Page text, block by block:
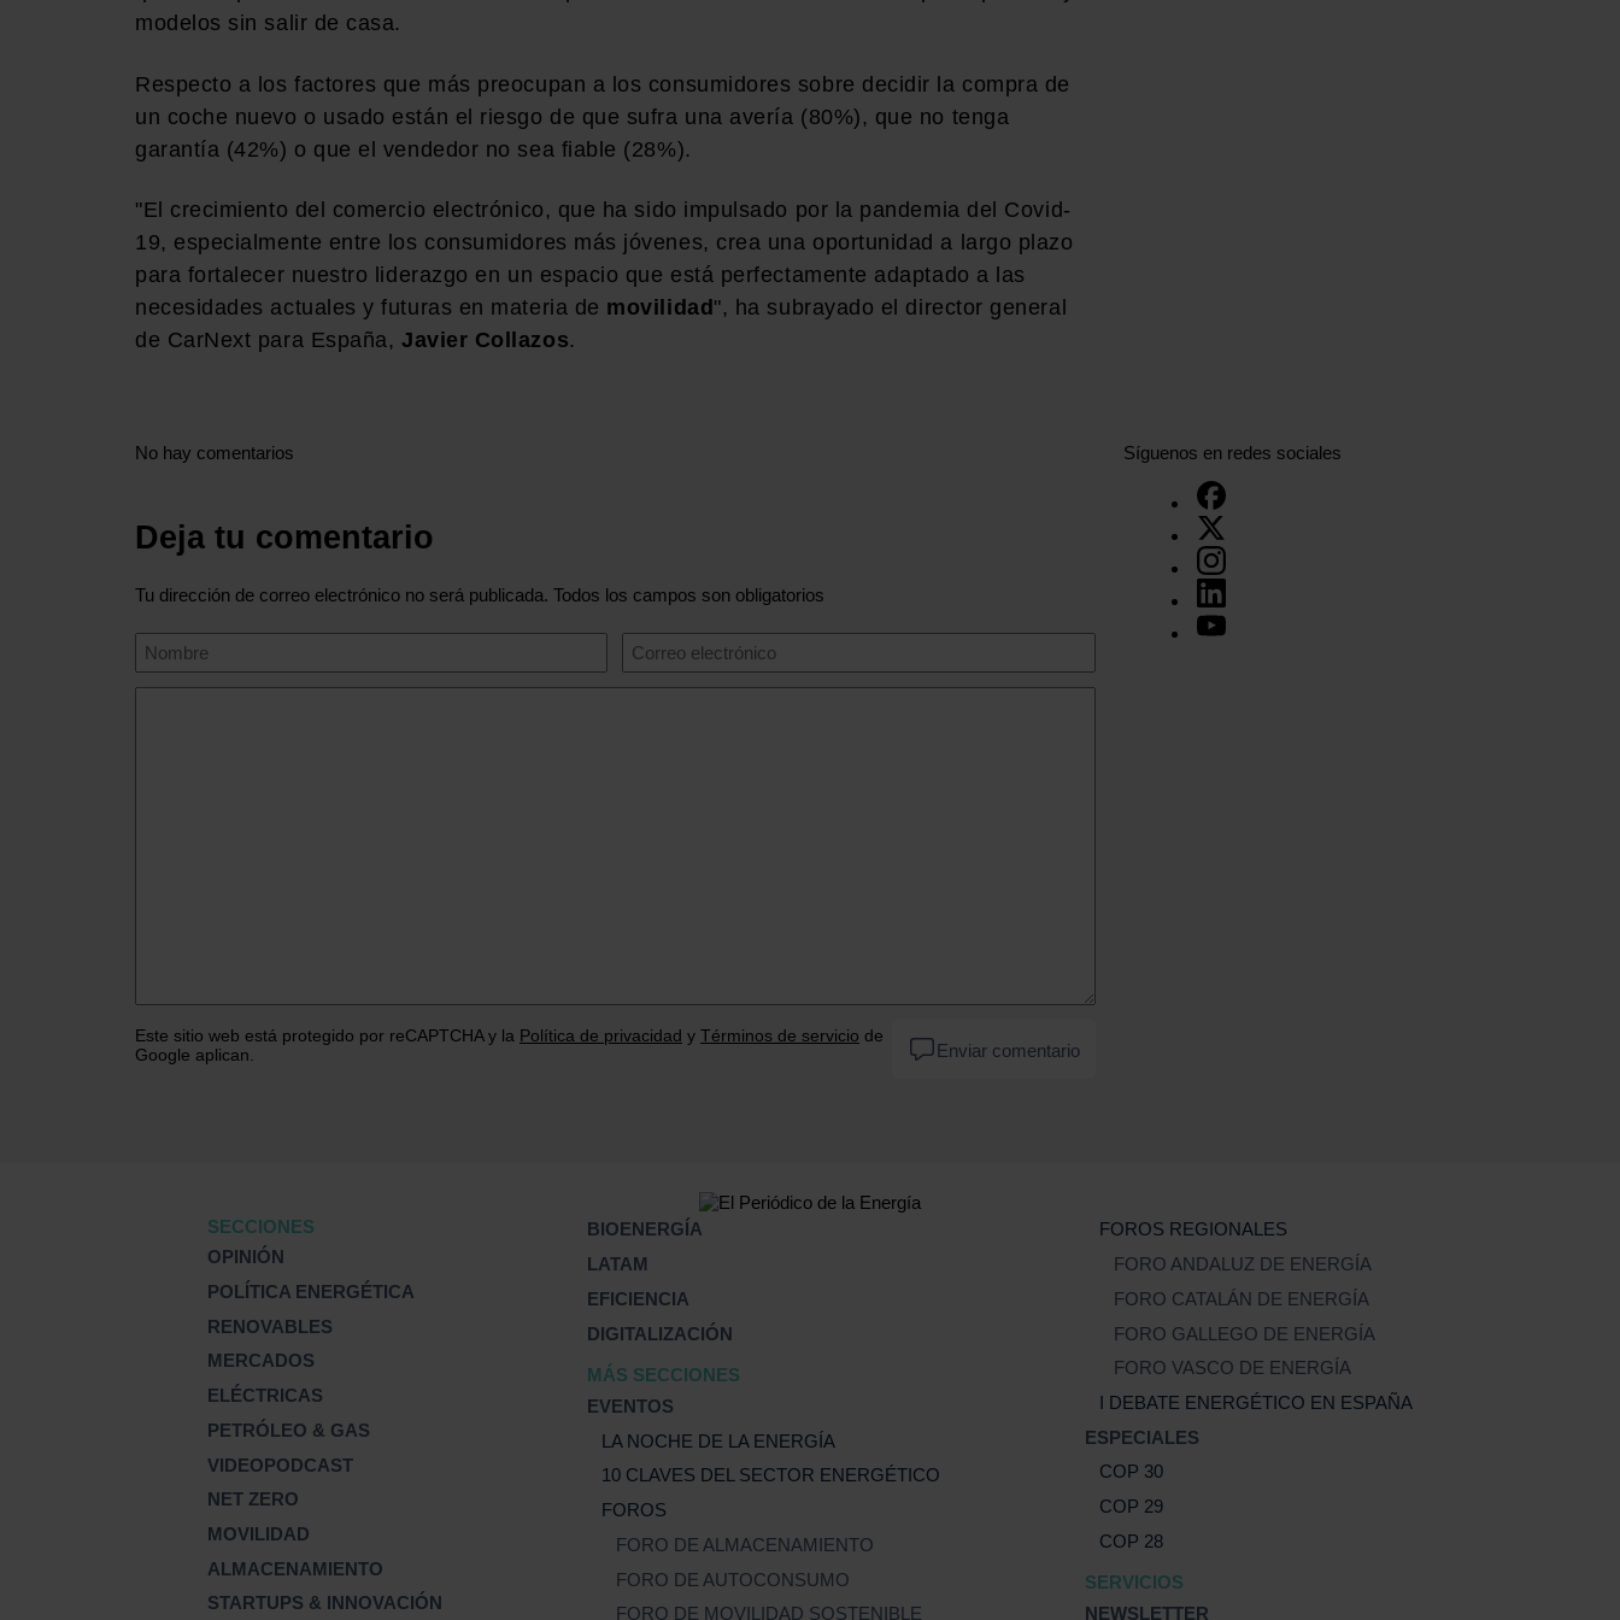
modelos sin salir de casa.
Respecto a los factores que más preocupan a los consumidores sobre decidir la compra de
un coche nuevo o usado están el riesgo de que sufra una avería (80%), que no tenga
garantía (42%) o que el vendedor no sea fiable (28%).
"El crecimiento del comercio electrónico, que ha sido impulsado por la pandemia del Covid-
19, especialmente entre los consumidores más jóvenes, crea una oportunidad a largo plazo
para fortalecer nuestro liderazgo en un espacio que está perfectamente adaptado a las
necesidades actuales y futuras en materia de movilidad ", ha subrayado el director general
de CarNext para España, Javier Collazos.
No hay comentarios
Deja tu comentario
Tu dirección de correo electrónico no será publicada. Todos los campos son obligatorios
Este sitio web está protegido por reCAPTCHA y la Política de privacidad y Términos de servicio de
Google aplican.
Enviar comentario
Síguenos en redes sociales
SECCIONES
OPINIÓN
POLÍTICA ENERGÉTICA
RENOVABLES
MERCADOS
ELÉCTRICAS
PETRÓLEO & GAS
VIDEOPODCAST
NET ZERO
MOVILIDAD
ALMACENAMIENTO
STARTUPS & INNOVACIÓN
BIOENERGÍA
LATAM
EFICIENCIA
DIGITALIZACIÓN
MÁS SECCIONES
EVENTOS
LA NOCHE DE LA ENERGÍA
10 CLAVES DEL SECTOR ENERGÉTICO
FOROS
FORO DE ALMACENAMIENTO
FORO DE AUTOCONSUMO
FORO DE MOVILIDAD SOSTENIBLE
FOROS REGIONALES
FORO ANDALUZ DE ENERGÍA
FORO CATALÁN DE ENERGÍA
FORO GALLEGO DE ENERGÍA
FORO VASCO DE ENERGÍA
I DEBATE ENERGÉTICO EN ESPAÑA
ESPECIALES
COP 30
COP 29
COP 28
SERVICIOS
NEWSLETTER